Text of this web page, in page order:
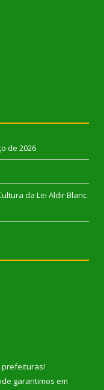
de 2026
da Lei Aldir Blanc
prefeituras!
garantimos em